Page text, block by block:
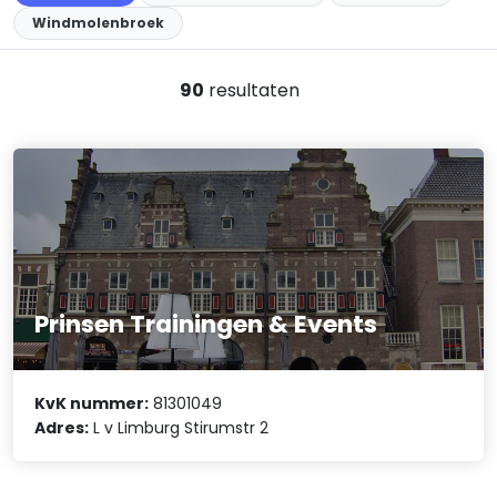
Windmolenbroek
90 resultaten
Prinsen Trainingen & Events
KvK nummer: 81301049
Adres: L v Limburg Stirumstr 2